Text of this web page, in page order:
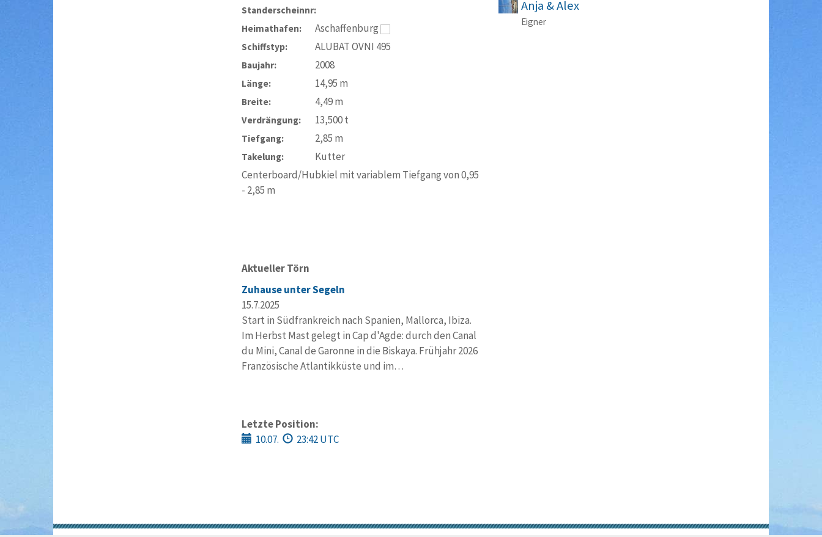
Standerscheinnr:
Heimathafen:
Aschaffenburg
Schiffstyp: ALUBAT OVNI 495
Baujahr: 2008
Länge: 14,95 m
Breite: 4,49m
Verdrängung: 13,500t
Tiefgang: 2,85 m
Takelung:
Kutter
Centerboard/Hubkiel mit variablem Tiefgang von 0,95
- 2,85 m
Anja & Alex
Eigner
Aktueller Törn
Zuhause unter Segeln
15.7.2025
Start in Südfrankreich nach Spanien, Mallorca, Ibiza.
Im Herbst Mast gelegt in Cap d'Agde: durch den Canal
du Mini, Canal de Garonne in die Biskaya. Frühjahr 2026
Französische Atlantikküste und im…
Letzte Position:
10.07.
23:42 UTC